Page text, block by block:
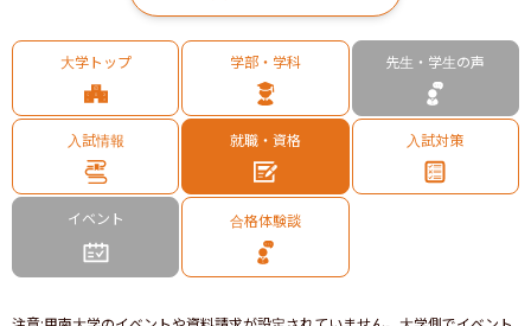
大学トップ 学部・学科 先生・学生の声
入試情報 就職・資格 入試対策
イベント 合格体験談